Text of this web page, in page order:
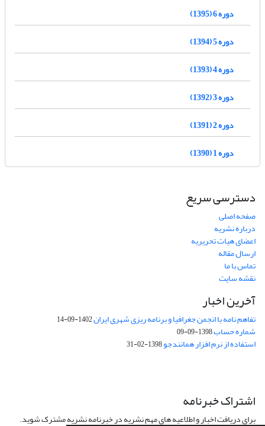
دوره 6 (1395)
دوره 5 (1394)
دوره 4 (1393)
دوره 3 (1392)
دوره 2 (1391)
دوره 1 (1390)
دسترسی سریع
صفحه اصلی
درباره نشریه
اعضای هیات تحریریه
ارسال مقاله
تماس با ما
نقشه سایت
آخرین اخبار
تفاهم نامه با انجمن جغرافیا و برنامه ریزی شهری ایران1402-09-14
شماره حساب1398-09-09
استفاده از نرم افزار همانندجو1398-02-31
اشتراک خبرنامه
برای دریافت اخبار و اطلاعیه های مهم نشریه در خبرنامه نشریه مشترک شوید.